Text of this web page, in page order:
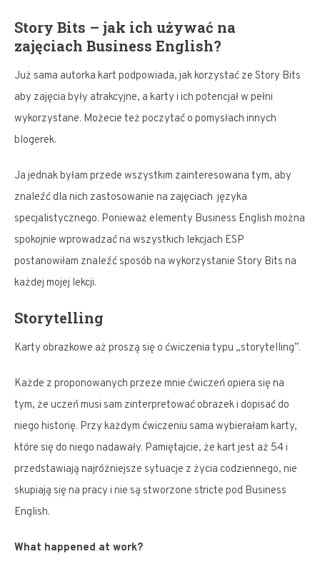
Story Bits – jak ich używać na
zajęciach Business English?
Już sama autorka kart podpowiada, jak korzystać ze Story Bits
aby zajęcia były atrakcyjne, a karty i ich potencjał w pełni
wykorzystane. Możecie też poczytać o pomysłach innych
blogerek.
Ja jednak byłam przede wszystkim zainteresowana tym, aby
znaleźć dla nich zastosowanie na zajęciach języka
specjalistycznego. Ponieważ elementy Business English można
spokojnie wprowadzać na wszystkich lekcjach ESP
postanowiłam znaleźć sposób na wykorzystanie Story Bits na
każdej mojej lekcji.
Storytelling
Karty obrazkowe aż proszą się o ćwiczenia typu „storytelling”.
Każde z proponowanych przeze mnie ćwiczeń opiera się na
tym, że uczeń musi sam zinterpretować obrazek i dopisać do
niego historię. Przy każdym ćwiczeniu sama wybierałam karty,
które się do niego nadawały. Pamiętajcie, że kart jest aż 54 i
przedstawiają najróżniejsze sytuacje z życia codziennego, nie
skupiają się na pracy i nie są stworzone stricte pod Business
English.
What happened at work?